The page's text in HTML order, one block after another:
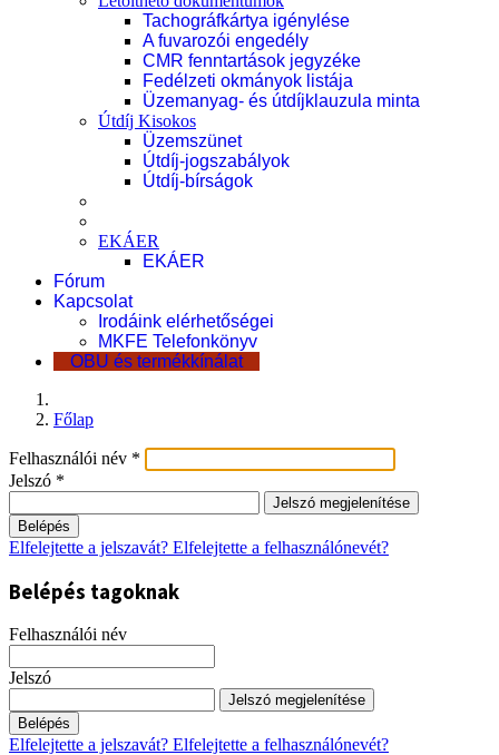
Tachográfkártya igénylése
A fuvarozói engedély
CMR fenntartások jegyzéke
Fedélzeti okmányok listája
Üzemanyag- és útdíjklauzula minta
Útdíj Kisokos
Üzemszünet
Útdíj-jogszabályok
Útdíj-bírságok
EKÁER
EKÁER
Fórum
Kapcsolat
Irodáink elérhetőségei
MKFE Telefonkönyv
OBU és termékkínálat
Főlap
Felhasználói név *
Jelszó *
Jelszó megjelenítése
Belépés
Elfelejtette a jelszavát? Elfelejtette a felhasználónevét?
Belépés tagoknak
Felhasználói név
Jelszó
Jelszó megjelenítése
Belépés
Elfelejtette a jelszavát? Elfelejtette a felhasználónevét?